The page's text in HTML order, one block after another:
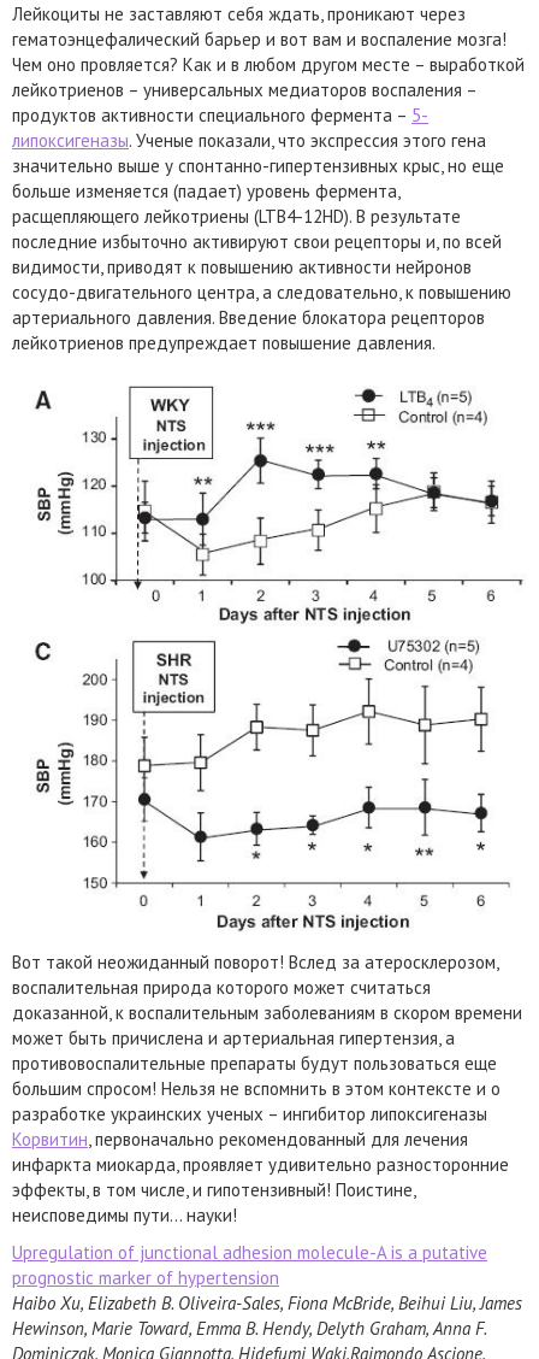
Лейкоциты не заставляют себя ждать, проникают через
гематоэнцефалический барьер и вот вам и воспаление мозга!
Чем оно провляется? Как и в любом другом месте – выработкой
лейкотриенов – универсальных медиаторов воспаления –
продуктов активности специального фермента – 5-
липоксигеназы. Ученые показали, что экспрессия этого гена
значительно выше у спонтанно-гипертензивных крыс, но еще
больше изменяется (падает) уровень фермента,
расщепляющего лейкотриены (LTB4-12HD). В результате
последние избыточно активируют свои рецепторы и, по всей
видимости, приводят к повышению активности нейронов
сосудо-двигательного центра, а следовательно, к повышению
артериального давления. Введение блокатора рецепторов
лейкотриенов предупреждает повышение давления.
Вот такой неожиданный поворот! Вслед за атеросклерозом,
воспалительная природа которого может считаться
доказанной, к воспалительным заболеваниям в скором времени
может быть причислена и артериальная гипертензия, а
противовоспалительные препараты будут пользоваться еще
большим спросом! Нельзя не вспомнить в этом контексте и о
разработке украинских ученых – ингибитор липоксигеназы
Корвитин, первоначально рекомендованный для лечения
инфаркта миокарда, проявляет удивительно разносторонние
эффекты, в том числе, и гипотензивный! Поистине,
неисповедимы пути… науки!
Upregulation of junctional adhesion molecule-A is a putative
prognostic marker of hypertension
Haibo Xu, Elizabeth B. Oliveira-Sales, Fiona McBride, Beihui Liu, James
Hewinson, Marie Toward, Emma B. Hendy, Delyth Graham, Anna F.
Dominiczak, Monica Giannotta, Hidefumi Waki,Raimondo Ascione,